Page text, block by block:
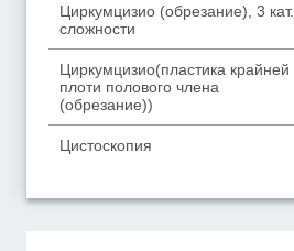
Циркумцизио (обрезание), 3 кат.
сложности
Циркумцизио(пластика крайней
плоти полового члена
(обрезание))
Цистоскопия